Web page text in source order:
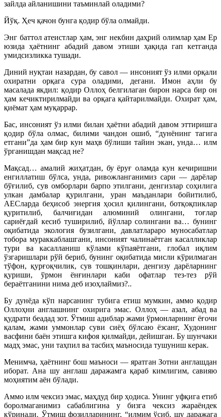
зайлда айланишини таъминлай оладими?
Йўқ. Ҳеч қачон бунга қодир бўла олмайди.
Энг баттол атеистлар ҳам, энг некбин даҳрий олимлар ҳам Ер
юзида ҳаётнинг абадий давом этиши ҳақида гап кетганда
умидсизликка тушади.
Диний нуқтаи назардан, бу савол — инсоният ўз илми орқали
охиратни орқага сура оладими, дегани. Имон аҳли бу
масалада якдил: қодир Оллоҳ белгилаган бирон нарса бир он
ҳам кечиктирилмайди ва орқага қайтарилмайди. Охират ҳам,
қиёмат ҳам муқаррар.
Бас, инсоният ўз илми билан ҳаётни абадий давом эттиришга
қодир бўла олмас, билими чандон ошиб, “дунёнинг тагига
етгани”да ҳам бир кун маҳв бўлиши тайин экан, унда… илм
ўрганишдан мақсад не?
Мақсад… амалий жиҳатдан, бу ёруғ оламда кун кечиришни
енгиллатиш бўлса, унда, ривожланганимиз сари — дарёлар
бўғилиб, сув омборлари барпо этилгани, денгизлар соҳилига
улкан дамбалар қурилгани, уран маъданлари бойитилиб,
АЕСларда беҳисоб энергия ҳосил қилингани, ботқоқпиклар
қуритилиб, балчиғидан алюминий олингани, тоғлар
сариёғдай кесиб туширилиб, йўллар солингани ва… бунинг
оқибатида экология бузилгани, давлатлараро муносабатлар
тобора мураккаблашгани, инсоният чалинаётган касалликлар
тури ва касалланиш кўлами кўпаяётгани, глобал иқлим
ўзгаришлари рўй бериб, бунинг оқибатида мисли кўрилмаган
тўфон, қурғоқчилик, сув тошқинлари, денгизу дарёларнинг
қуриши, ўрмон ёнғинлари каби офатлар тез-тез рўй
бераётганини нима деб изоҳлаймиз?..
Бу дунёда кўп нарсанинг тубига етиш мумкин, аммо қодир
Оллоҳни англашнинг охирига эмас. Оллоҳ — азал, абад ва
қудрати беадад зот. Ўтмиш адиблар жами ўрмонларнинг ёғочи
қалам, жами уммонлар суви сиёҳ бўлсаю ёзсанг, Худонинг
васфини баён этишга кифоя қилмайди, дейишган. Бу шунчаки
мадҳ эмас, уни таҳпил ва тасбиҳ маъносида тушуниш керак.
Менимча, ҳаётнинг бош маъноси — яратган Зотни англашдан
иборат. Ана шу англаш даражамга қараб кимлигим, савияю
моҳиятим аён бўлади.
Аммо илм чексиз эмас, маҳдуд бир ҳодиса. Унинг уфқига етиб
боролмаганимиз сабаблигина у бизга чексиз жараёндек
кўринади. Ўтмиш фозилларининг, “илмим ўсиб, шу даражага